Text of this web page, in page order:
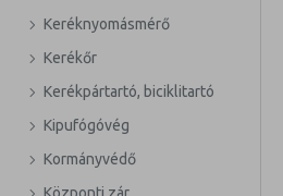
Keréknyomásmérő
Kerékőr
Kerékpártartó, biciklitartó
Kipufógóvég
Kormányvédő